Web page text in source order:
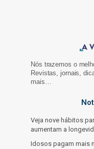
Nós trazemos o
Revistas, jornais,
mais…
Veja nove hábitos
aumentam a
Idosos pagam mais